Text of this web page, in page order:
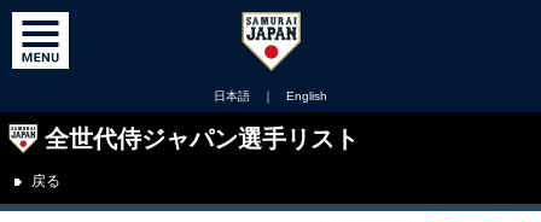
日本語 ｜ English
全世代侍ジャパン選手リスト
戻る